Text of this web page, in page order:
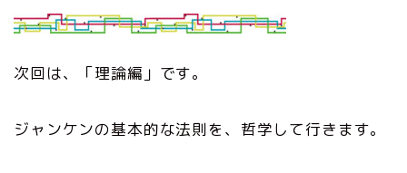
次回は、「理論編」です。
ジャンケンの基本的な法則を、哲学して行きます。